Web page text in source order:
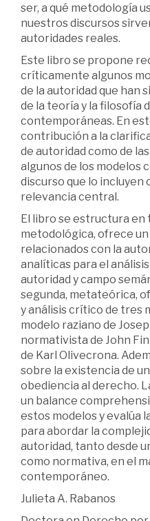
ser, a qué metodología
nuestros discursos
autoridades reales.
Este libro se propone
críticamente algunos
de la autoridad que han
de la teoría y la filosofía
contemporáneas. En
contribución a la
de autoridad como de
algunos de los modelos
discurso que lo incluyen
relevancia central.
El libro se estructura en
metodológica, ofrece
relacionados con la
analíticas para el
autoridad y campo
segunda, metateórica,
y análisis crítico de tres
modelo raziano de
normativista de John
de Karl Olivecrona.
sobre la existencia de
obediencia al derecho.
un balance
estos modelos y evalúa
para abordar la
autoridad, tanto desde
como normativa, en el
contemporáneo.
Julieta A. Rabanos